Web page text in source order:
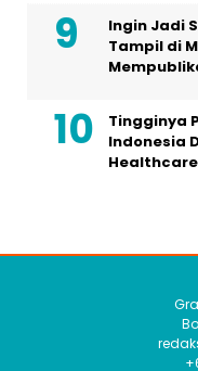
Ingin Jadi
Tampil di
Tingginya
Indonesia